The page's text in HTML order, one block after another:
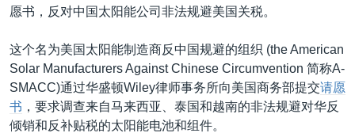
愿书，反对中国太阳能公司非法规避美国关税。
这个名为美国太阳能制造商反中国规避的组织 (the American
Solar Manufacturers Against Chinese Circumvention 简称A-
SMACC)通过华盛顿Wiley律师事务所向美国商务部提交请愿
书 ，要求调查来自马来西亚、泰国和越南的非法规避对华反
倾销和反补贴税的太阳能电池和组件。